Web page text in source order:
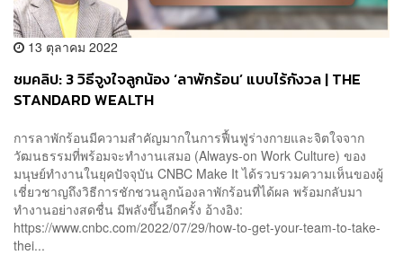
13 ตุลาคม 2022
ชมคลิป: 3 วิธีจูงใจลูกน้อง ‘ลาพักร้อน’ แบบไร้กังวล | THE
STANDARD WEALTH
การลาพักร้อนมีความสำคัญมากในการฟื้นฟูร่างกายและจิตใจจาก
วัฒนธรรมที่พร้อมจะทำงานเสมอ (Always-on Work Culture) ของ
มนุษย์ทำงานในยุคปัจจุบัน CNBC Make It ได้รวบรวมความเห็นของผู้
เชี่ยวชาญถึงวิธีการชักชวนลูกน้องลาพักร้อนที่ได้ผล พร้อมกลับมา
ทำงานอย่างสดชื่น มีพลังขึ้นอีกครั้ง อ้างอิง:
https://www.cnbc.com/2022/07/29/how-to-get-your-team-to-take-
thei...